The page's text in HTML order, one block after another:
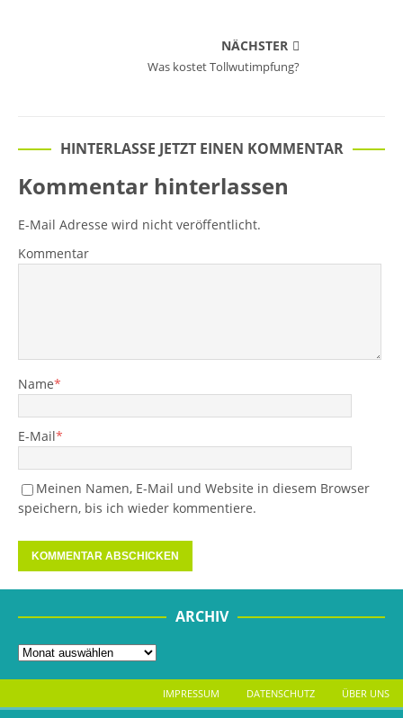
NÄCHSTER
Was kostet Tollwutimpfung?
HINTERLASSE JETZT EINEN KOMMENTAR
Kommentar hinterlassen
E-Mail Adresse wird nicht veröffentlicht.
Kommentar
Name*
E-Mail*
Meinen Namen, E-Mail und Website in diesem Browser
speichern, bis ich wieder kommentiere.
ARCHIV
IMPRESSUM DATENSCHUTZ ÜBER UNS